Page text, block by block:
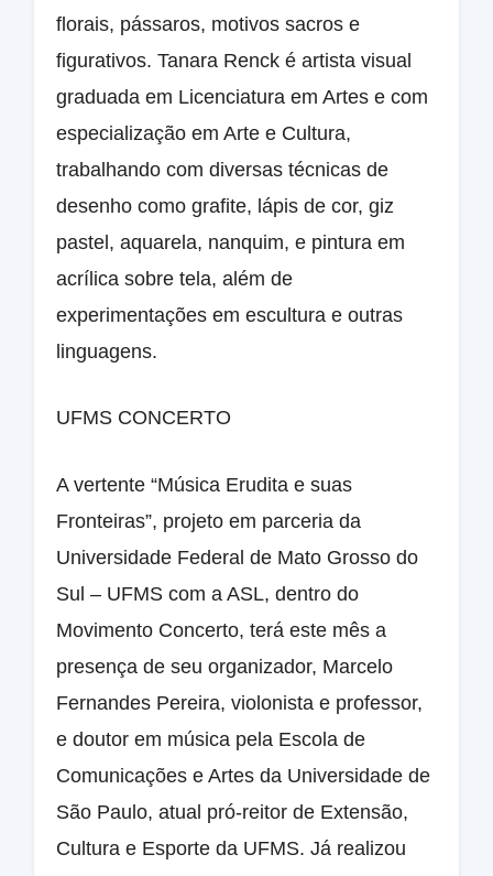
florais, pássaros, motivos sacros e
figurativos. Tanara Renck é artista visual
graduada em Licenciatura em Artes e com
especialização em Arte e Cultura,
trabalhando com diversas técnicas de
desenho como grafite, lápis de cor, giz
pastel, aquarela, nanquim, e pintura em
acrílica sobre tela, além de
experimentações em escultura e outras
linguagens.
UFMS CONCERTO
A vertente “Música Erudita e suas
Fronteiras”, projeto em parceria da
Universidade Federal de Mato Grosso do
Sul – UFMS com a ASL, dentro do
Movimento Concerto, terá este mês a
presença de seu organizador, Marcelo
Fernandes Pereira, violonista e professor,
e doutor em música pela Escola de
Comunicações e Artes da Universidade de
São Paulo, atual pró-reitor de Extensão,
Cultura e Esporte da UFMS. Já realizou